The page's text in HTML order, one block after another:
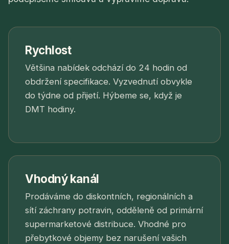
Rychlost
Většina nabídek odchází do 24 hodin od
obdržení specifikace. Vyzvednutí obvykle
do týdne od přijetí. Hýbeme se, když je
DMT hodiny.
Vhodný kanál
Prodáváme do diskontních, regionálních a
sítí záchrany potravin, odděleně od primární
supermarketové distribuce. Vhodné pro
přebytkové objemy bez narušení vašich